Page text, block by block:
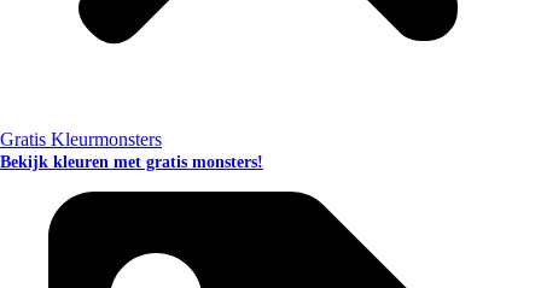
Gratis Kleurmonsters
Bekijk kleuren met gratis monsters!